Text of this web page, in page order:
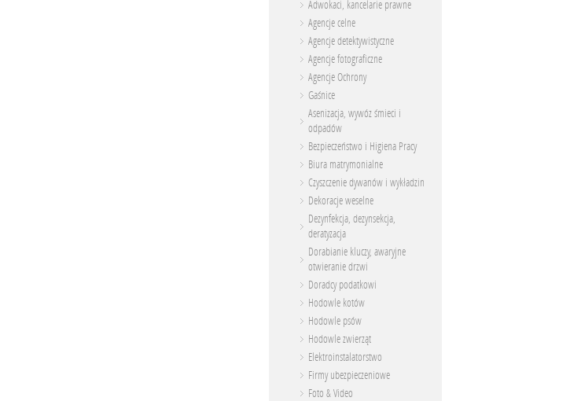
Adwokaci, kancelarie prawne
Agencje celne
Agencje detektywistyczne
Agencje fotograficzne
Agencje Ochrony
Gaśnice
Asenizacja, wywóz śmieci i
odpadów
Bezpieczeństwo i Higiena Pracy
Biura matrymonialne
Czyszczenie dywanów i wykładzin
Dekoracje weselne
Dezynfekcja, dezynsekcja,
deratyzacja
Dorabianie kluczy, awaryjne
otwieranie drzwi
Doradcy podatkowi
Hodowle kotów
Hodowle psów
Hodowle zwierząt
Elektroinstalatorstwo
Firmy ubezpieczeniowe
Foto & Video